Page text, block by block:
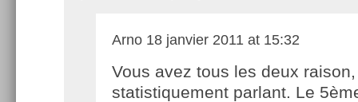
Arno 18 janvier 2011 at 15:32
Vous avez tous les deux raison,
statistiquement parlant. Le